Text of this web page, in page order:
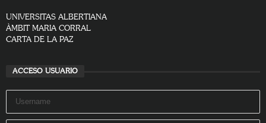
UNIVERSITAS ALBERTIANA
ÀMBIT MARIA CORRAL
CARTA DE LA PAZ
ACCESO USUARIO